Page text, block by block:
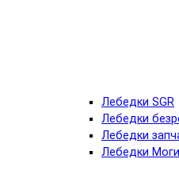
Лебедки SGR
Лебедки
Лебедки
Лебедки